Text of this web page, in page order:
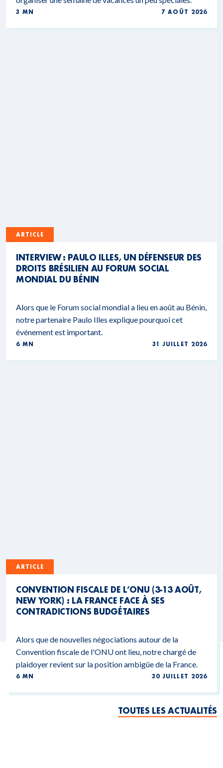
3 MN 7 AOÛT 2026
ARTICLE
INTERVIEW : PAULO ILLES, UN DÉFENSEUR DES
DROITS BRÉSILIEN AU FORUM SOCIAL
MONDIAL DU BÉNIN
Alors que le Forum social mondial a lieu en août au Bénin,
notre partenaire Paulo Illes explique pourquoi cet
événement est important.
6 MN 31 JUILLET 2026
ARTICLE
CONVENTION FISCALE DE L’ONU (3-13 AOÛT,
NEW YORK) : LA FRANCE FACE À SES
CONTRADICTIONS BUDGÉTAIRES
Alors que de nouvelles négociations autour de la
Convention fiscale de l'ONU ont lieu, notre chargé de
plaidoyer revient sur la position ambigüe de la France.
6 MN 30 JUILLET 2026
TOUTES LES ACTUALITÉS